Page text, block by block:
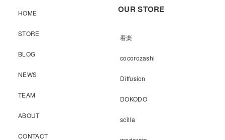
HOME
STORE
BLOG
NEWS
TEAM
ABOUT
CONTACT
OUR STORE
着楽
cocorozashi
Diffusion
DOKODO
scilla